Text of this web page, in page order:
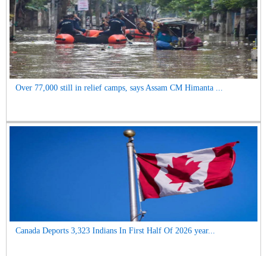
Over 77,000 still in relief camps, says Assam CM Himanta ...
Canada Deports 3,323 Indians In First Half Of 2026 year...